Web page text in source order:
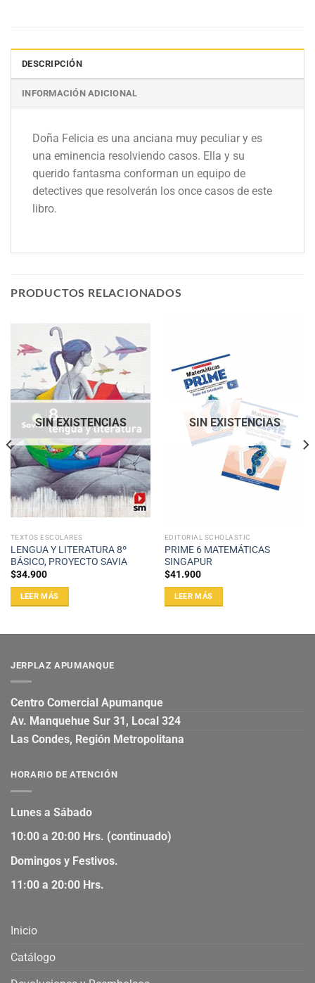
DESCRIPCIÓN
INFORMACIÓN ADICIONAL
Doña Felicia es una anciana muy peculiar y es
una eminencia resolviendo casos. Ella y su
querido fantasma conforman un equipo de
detectives que resolverán los once casos de este
libro.
PRODUCTOS RELACIONADOS
SIN EXISTENCIAS
TEXTOS ESCOLARES
LENGUA Y LITERATURA 8º
BÁSICO, PROYECTO SAVIA
$34.900
LEER MÁS
SIN EXISTENCIAS
EDITORIAL SCHOLASTIC
PRIME 6 MATEMÁTICAS
SINGAPUR
$41.900
LEER MÁS
JERPLAZ APUMANQUE
Centro Comercial Apumanque
Av. Manquehue Sur 31, Local 324
Las Condes, Región Metropolitana
HORARIO DE ATENCIÓN
Lunes a Sábado
10:00 a 20:00 Hrs. (continuado)
Domingos y Festivos.
11:00 a 20:00 Hrs.
Inicio
Catálogo